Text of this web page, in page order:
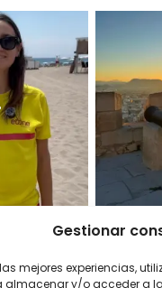
Gestionar
mejores experiencias,
almacenar y/o acceder a
Instagram